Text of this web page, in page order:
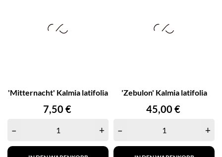
'Mitternacht' Kalmia latifolia
Preis
7,50 €
– +
'Zebulon' Kalmia latifolia
Preis
45,00 €
– +